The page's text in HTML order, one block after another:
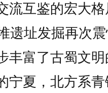
流互鉴的宏大
遗址发掘再次
丰富了古蜀文
宁夏，北方系